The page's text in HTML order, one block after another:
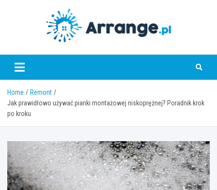
www.arrange.pl
Home
Remont
Jak prawidłowo używać pianki montażowej niskoprężnej? Poradnik krok
po kroku